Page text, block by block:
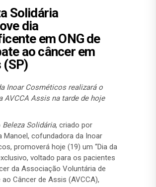
Solidária
dia
em ONG de
ao câncer em
(SP)
Inoar Cosméticos realizará o
AVCCA Assis na tarde de hoje
Beleza Solidária, criado por
Manoel, cofundadora da Inoar
promoverá hoje (19) um “Dia da
voltado para os pacientes
da Associação Voluntária de
Câncer de Assis (AVCCA),